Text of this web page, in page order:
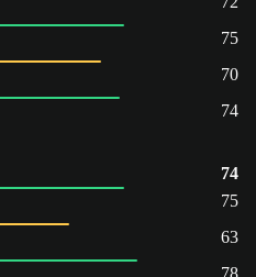
75
70
74
74
75
63
78